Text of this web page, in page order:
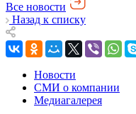
Все новости
Назад к списку
Новости
СМИ о компании
Медиагалерея